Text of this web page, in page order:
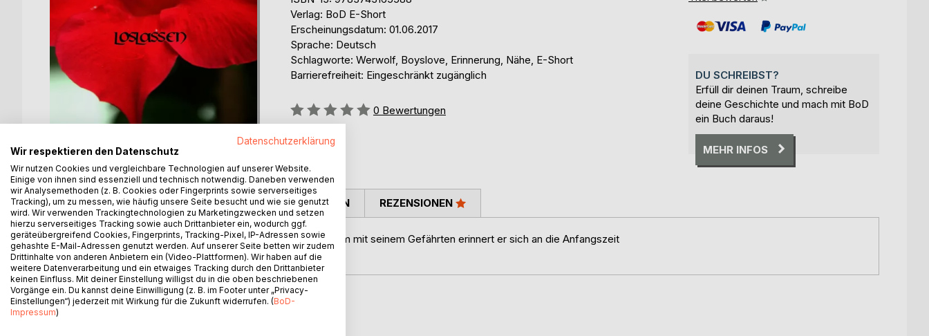
Verlag: BoD E-Short
Erscheinungsdatum: 01.06.2017
Sprache: Deutsch
Schlagworte: Werwolf, Boyslove, Erinnerung, Nähe, E-Short
Barrierefreiheit: Eingeschränkt zugänglich
Bewertung::
0%
0 Bewertungen
DU SCHREIBST?
Erfüll dir deinen Traum, schreibe
deine Geschichte und mach mit BoD
ein Buch daraus!
MEHR INFOS
BESCHREIBUNG
Ryan ist nun seit einigen Monaten ein Werwolf. Gemeinsam mit seinem Gefährten erinnert er sich an die Anfangszeit
und wie es zu ihrer Situation kam.
AUTOR/IN PRESSESTIMMEN REZENSIONEN
WEITERE TITEL BEI
Datenschutzerklärung
Wir respektieren den Datenschutz
Wir nutzen Cookies und vergleichbare Technologien auf unserer Website.
Einige von ihnen sind essenziell und technisch notwendig. Daneben verwenden
wir Analysemethoden (z. B. Cookies oder Fingerprints sowie serverseitiges
Tracking), um zu messen, wie häufig unsere Seite besucht und wie sie genutzt
wird. Wir verwenden Trackingtechnologien zu Marketingzwecken und setzen
hierzu serverseitiges Tracking sowie auch Drittanbieter ein, wodurch ggf.
geräteübergreifend Cookies, Fingerprints, Tracking-Pixel, IP-Adressen sowie
gehashte E-Mail-Adressen genutzt werden. Auf unserer Seite betten wir zudem
Drittinhalte von anderen Anbietern ein (Video-Plattformen). Wir haben auf die
weitere Datenverarbeitung und ein etwaiges Tracking durch den Drittanbieter
keinen Einfluss. Mit deiner Einstellung willigst du in die oben beschriebenen
Vorgänge ein. Du kannst deine Einwilligung (z. B. im Footer unter „Privacy-
Einstellungen“) jederzeit mit Wirkung für die Zukunft widerrufen. (BoD-
Impressum)